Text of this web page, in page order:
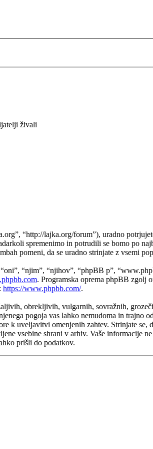
“http://lajka.org/forum”), uradno
spremenimo in potrudili se bomo po
pomeni, da se uradno strinjate z vsemi
“njim”, “njihov”, “phpBB p”,
. Programska oprema phpBB zgolj
https://www.phpbb.com/.
obrekljivih, vulgarnih, sovražnih,
pogoja vas lahko nemudoma in trajno
k uveljavitvi omenjenih zahtev. Strinjate
vsebine shrani v arhiv. Vaše informacije
prišli do podatkov.